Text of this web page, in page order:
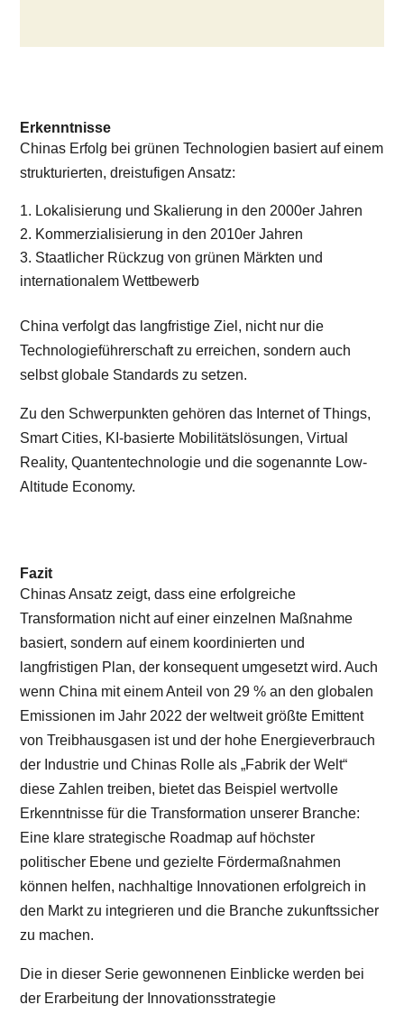
Erkenntnisse
Chinas Erfolg bei grünen Technologien basiert auf einem
strukturierten, dreistufigen Ansatz:
Lokalisierung und Skalierung in den 2000er Jahren
Kommerzialisierung in den 2010er Jahren
Staatlicher Rückzug von grünen Märkten und
internationalem Wettbewerb
China verfolgt das langfristige Ziel, nicht nur die
Technologieführerschaft zu erreichen, sondern auch
selbst globale Standards zu setzen.
Zu den Schwerpunkten gehören das Internet of Things,
Smart Cities, KI-basierte Mobilitätslösungen, Virtual
Reality, Quantentechnologie und die sogenannte Low-
Altitude Economy.
Fazit
Chinas Ansatz zeigt, dass eine erfolgreiche
Transformation nicht auf einer einzelnen Maßnahme
basiert, sondern auf einem koordinierten und
langfristigen Plan, der konsequent umgesetzt wird. Auch
wenn China mit einem Anteil von 29 % an den globalen
Emissionen im Jahr 2022 der weltweit größte Emittent
von Treibhausgasen ist und der hohe Energieverbrauch
der Industrie und Chinas Rolle als „Fabrik der Welt“
diese Zahlen treiben, bietet das Beispiel wertvolle
Erkenntnisse für die Transformation unserer Branche:
Eine klare strategische Roadmap auf höchster
politischer Ebene und gezielte Fördermaßnahmen
können helfen, nachhaltige Innovationen erfolgreich in
den Markt zu integrieren und die Branche zukunftssicher
zu machen.
Die in dieser Serie gewonnenen Einblicke werden bei
der Erarbeitung der Innovationsstrategie